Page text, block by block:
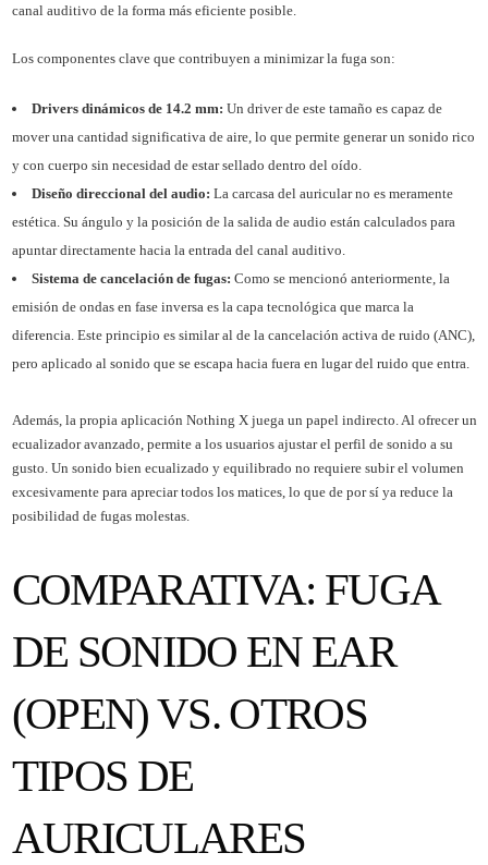
canal auditivo de la forma más eficiente posible.
Los componentes clave que contribuyen a minimizar la fuga son:
Drivers dinámicos de 14.2 mm: Un driver de este tamaño es capaz de
mover una cantidad significativa de aire, lo que permite generar un sonido rico
y con cuerpo sin necesidad de estar sellado dentro del oído.
Diseño direccional del audio: La carcasa del auricular no es meramente
estética. Su ángulo y la posición de la salida de audio están calculados para
apuntar directamente hacia la entrada del canal auditivo.
Sistema de cancelación de fugas: Como se mencionó anteriormente, la
emisión de ondas en fase inversa es la capa tecnológica que marca la
diferencia. Este principio es similar al de la cancelación activa de ruido (ANC),
pero aplicado al sonido que se escapa hacia fuera en lugar del ruido que entra.
Además, la propia aplicación Nothing X juega un papel indirecto. Al ofrecer un
ecualizador avanzado, permite a los usuarios ajustar el perfil de sonido a su
gusto. Un sonido bien ecualizado y equilibrado no requiere subir el volumen
excesivamente para apreciar todos los matices, lo que de por sí ya reduce la
posibilidad de fugas molestas.
COMPARATIVA: FUGA
DE SONIDO EN EAR
(OPEN) VS. OTROS
TIPOS DE
AURICULARES